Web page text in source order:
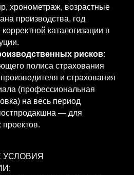
хронометраж, возрастные
производства, год
каталогизации в
рисков:
полиса страхования
и страхования
(профессиональная
на весь период
— для
УСЛОВИЯ